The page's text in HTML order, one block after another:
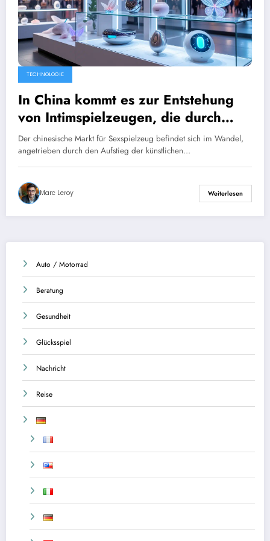
TECHNOLOGIE
In China kommt es zur Entstehung
von Intimspielzeugen, die durch
künstliche Intelligenz verbessert
werden.
Der chinesische Markt für Sexspielzeug befindet sich im Wandel,
angetrieben durch den Aufstieg der künstlichen…
Marc Leroy Weiterlesen
Auto / Motorrad
Beratung
Gesundheit
Glücksspiel
Nachricht
Reise